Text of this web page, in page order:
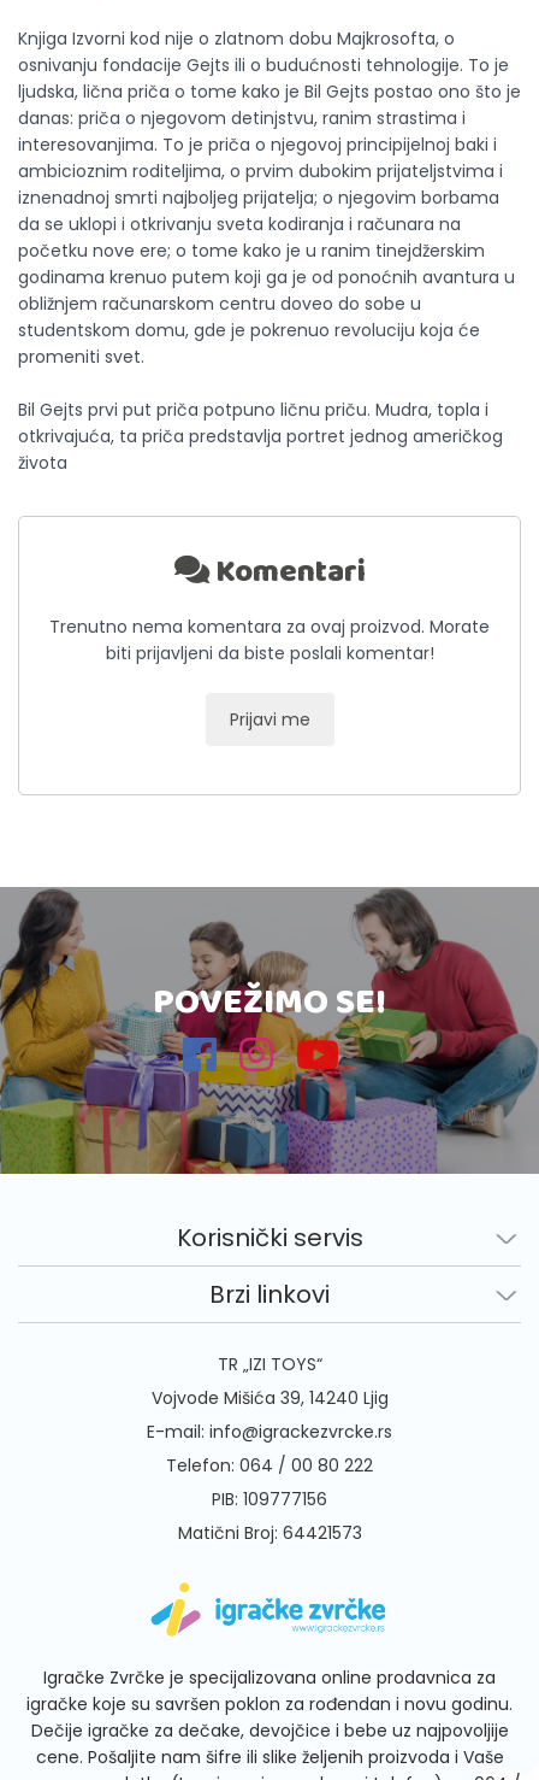
Knjiga Izvorni kod nije o zlatnom dobu Majkrosofta, o
osnivanju fondacije Gejts ili o budućnosti tehnologije. To je
ljudska, lična priča o tome kako je Bil Gejts postao ono što je
danas: priča o njegovom detinjstvu, ranim strastima i
interesovanjima. To je priča o njegovoj principijelnoj baki i
ambicioznim roditeljima, o prvim dubokim prijateljstvima i
iznenadnoj smrti najboljeg prijatelja; o njegovim borbama
da se uklopi i otkrivanju sveta kodiranja i računara na
početku nove ere; o tome kako je u ranim tinejdžerskim
godinama krenuo putem koji ga je od ponoćnih avantura u
obližnjem računarskom centru doveo do sobe u
studentskom domu, gde je pokrenuo revoluciju koja će
promeniti svet.
Bil Gejts prvi put priča potpuno ličnu priču. Mudra, topla i
otkrivajuća, ta priča predstavlja portret jednog američkog
života
Komentari
Trenutno nema komentara za ovaj proizvod. Morate
biti prijavljeni da biste poslali komentar!
Prijavi me
POVEŽIMO SE!
Korisnički servis
Brzi linkovi
TR „IZI TOYS“
Vojvode Mišića 39, 14240 Ljig
E-mail: info@igrackezvrcke.rs
Telefon: 064 / 00 80 222
PIB: 109777156
Matični Broj: 64421573
Igračke Zvrčke je specijalizovana online prodavnica za
igračke koje su savršen poklon za rođendan i novu godinu.
Dečije igračke za dečake, devojčice i bebe uz najpovoljije
cene. Pošaljite nam šifre ili slike željenih proizvoda i Vaše